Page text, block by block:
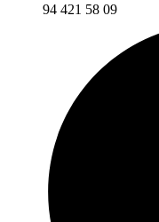
94 421 58 09